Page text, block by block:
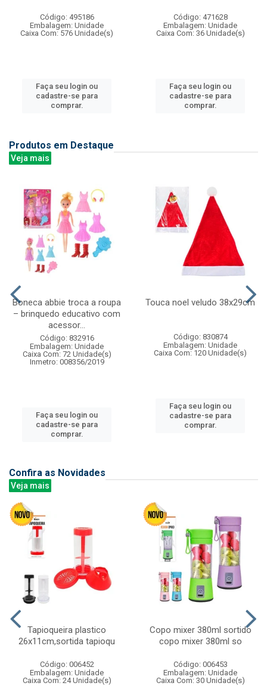
Código: 495186
Embalagem: Unidade
Caixa Com: 576 Unidade(s)
Faça seu login ou
cadastre-se para
comprar.
Código: 471628
Embalagem: Unidade
Caixa Com: 36 Unidade(s)
Faça seu login ou
cadastre-se para
comprar.
Produtos em Destaque
Veja mais
Boneca abbie troca a roupa
– brinquedo educativo com
acessor...
Código: 832916
Embalagem: Unidade
Caixa Com: 72 Unidade(s)
Inmetro: 008356/2019
Faça seu login ou
cadastre-se para
comprar.
Touca noel veludo 38x29cm
Código: 830874
Embalagem: Unidade
Caixa Com: 120 Unidade(s)
Faça seu login ou
cadastre-se para
comprar.
Confira as Novidades
Veja mais
Tapioqueira plastico
26x11cm,sortida tapioqu
Código: 006452
Embalagem: Unidade
Caixa Com: 24 Unidade(s)
Copo mixer 380ml sortido
copo mixer 380ml so
Código: 006453
Embalagem: Unidade
Caixa Com: 30 Unidade(s)